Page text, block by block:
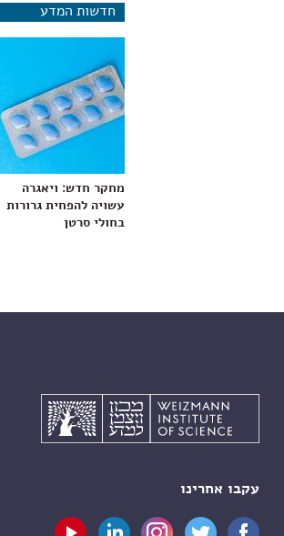
חדשות המדע
מחקר חדש: ויאגרה
עשויה להפחית גרורות
בחולי סרטן
עקבו אחרינו